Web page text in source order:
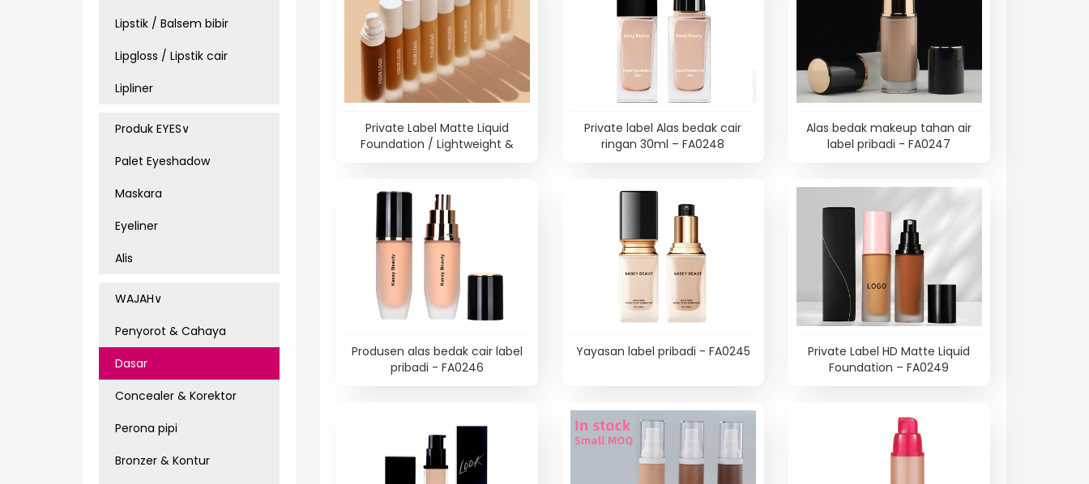
Private Label Matte Liquid
Foundation / Lightweight &
Private label Alas bedak cair
ringan 30ml – FA0248
Alas bedak makeup tahan air
label pribadi - FA0247
Produsen alas bedak cair label
pribadi - FA0246
Yayasan label pribadi - FA0245
Private Label HD Matte Liquid
Foundation – FA0249
Lipstik / Balsem bibir
Lipgloss / Lipstik cair
Lipliner
Produk EYES∨
Palet Eyeshadow
Maskara
Eyeliner
Alis
WAJAH∨
Penyorot & Cahaya
Dasar
Concealer & Korektor
Perona pipi
Bronzer & Kontur